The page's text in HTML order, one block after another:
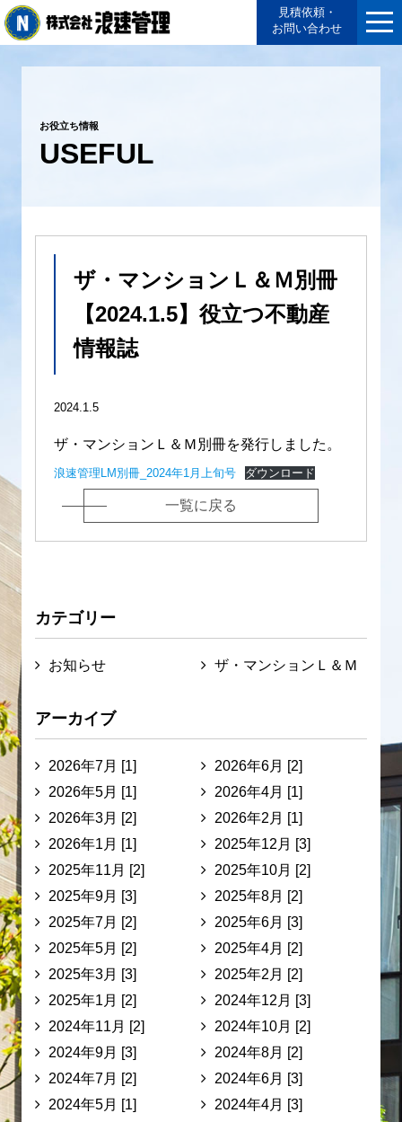
見積依頼・
お問い合わせ
お役立ち情報
USEFUL
ザ・マンションＬ＆Ｍ別冊
【2024.1.5】役立つ不動産
情報誌
2024.1.5
ザ・マンションＬ＆Ｍ別冊を発行しました。
浪速管理LM別冊_2024年1月上旬号 ダウンロード
一覧に戻る
カテゴリー
お知らせ ザ・マンションＬ＆Ｍ
アーカイブ
2026年7月 [1]
2026年6月 [2]
2026年5月 [1]
2026年4月 [1]
2026年3月 [2]
2026年2月 [1]
2026年1月 [1]
2025年12月 [3]
2025年11月 [2]
2025年10月 [2]
2025年9月 [3]
2025年8月 [2]
2025年7月 [2]
2025年6月 [3]
2025年5月 [2]
2025年4月 [2]
2025年3月 [3]
2025年2月 [2]
2025年1月 [2]
2024年12月 [3]
2024年11月 [2]
2024年10月 [2]
2024年9月 [3]
2024年8月 [2]
2024年7月 [2]
2024年6月 [3]
2024年5月 [1]
2024年4月 [3]